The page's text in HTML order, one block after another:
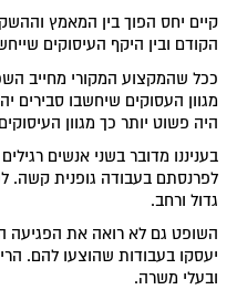
קיים יחס הפוך בין המאמץ
הקודם ובין היקף העיסוקים
ככל שהמקצוע המקורי מחייב
מגוון העסוקים שיחשבו סבירים
היה פשוט יותר כך מגוון
בעניננו מדובר בשני אנשים
לפרנסתם בעבודה גופנית קשה.
גדול ורחב.
השופט גם לא רואה את הפגיעה
יעסקו בעבודות שהוצעו להם.
ובעלי משרה.